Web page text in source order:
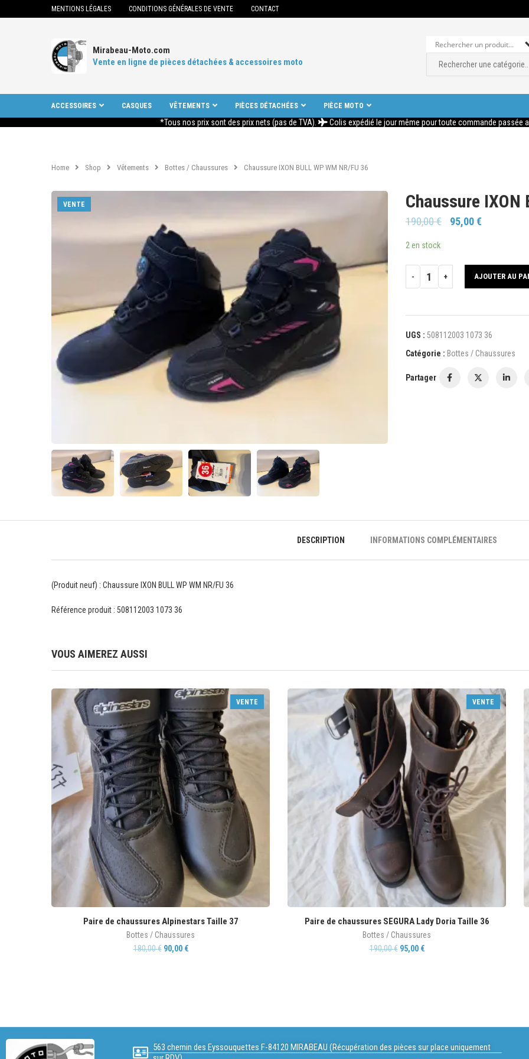
MENTIONS LÉGALES CONDITIONS GÉNÉRALES DE VENTE CONTACT
Mirabeau-Moto.com
Vente en ligne de pièces détachées & accessoires moto
ACCESSOIRES CASQUES VÊTEMENTS PIÈCES DÉTACHÉES PIÈCE MOTO
*Tous nos prix sont des prix nets (pas de TVA). Colis expédié le jour même pour toute commande passée
Home Shop Vêtements Bottes / Chaussures Chaussure IXON BULL WP WM NR/FU 36
VENTE Chaussure IXON
190,00€ 95,00€
2 en stock
AJOUTER AU
UGS : 508112003 1073 36
Catégorie : Bottes / Chaussures
Partager
DESCRIPTION INFORMATIONS COMPLÉMENTAIRES
(Produit neuf) : Chaussure IXON BULL WP WM NR/FU 36
Référence produit : 508112003 1073 36
VOUS AIMEREZ AUSSI
VENTE
Paire de chaussures Alpinestars Taille 37
Bottes / Chaussures
180,00€ 90,00 €
VENTE
Paire de chaussures SEGURA Lady Doria Taille 36
Bottes / Chaussures
190,00€ 95,00 €
563 chemin des Eyssouquettes F-84120 MIRABEAU (Récupération des pièces sur place uniquement